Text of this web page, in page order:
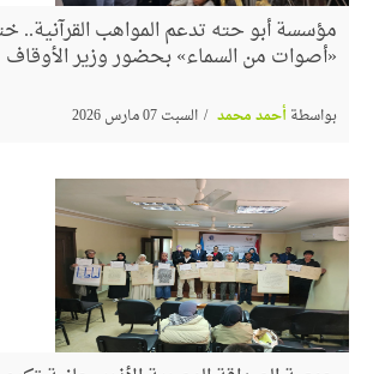
مؤسسة أبو حته تدعم المواهب القرآنية..
«أصوات من السماء» بحضور وزير الأوقاف
بواسطةأحمد محمد السبت 07 مارس 2026